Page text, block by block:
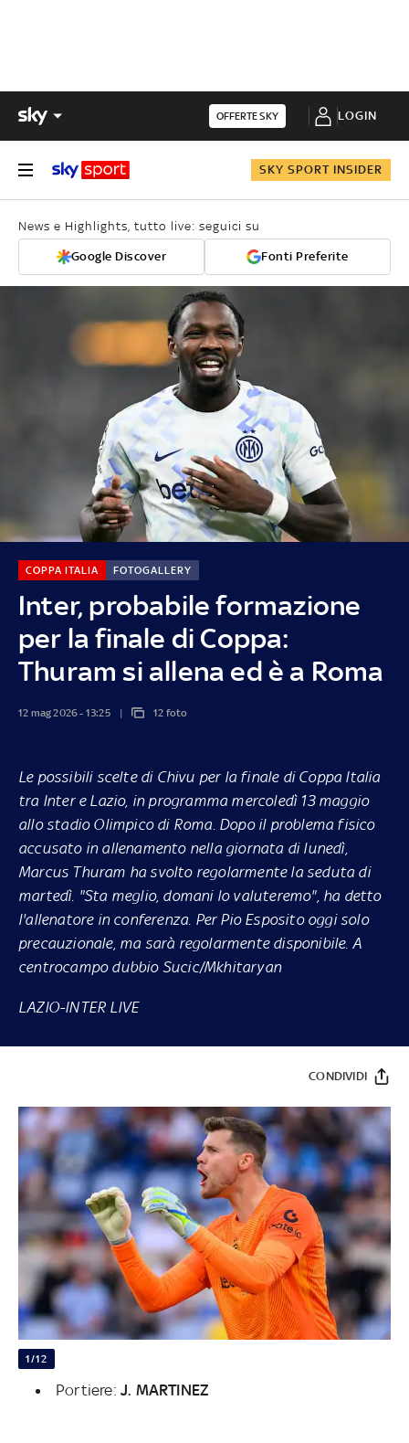
OFFERTE SKY LOGIN
SKY SPORT INSIDER
News e Highlights, tutto live: seguici su
Google Discover Fonti Preferite
Inter, probabile formazione
per la finale di Coppa:
Thuram si allena ed è a Roma
COPPA ITALIA FOTOGALLERY
12 mag 2026 - 13:25 12 foto
Le possibili scelte di Chivu per la finale di Coppa Italia
tra Inter e Lazio, in programma mercoledì 13 maggio
allo stadio Olimpico di Roma. Dopo il problema fisico
accusato in allenamento nella giornata di lunedì,
Marcus Thuram ha svolto regolarmente la seduta di
martedì. "Sta meglio, domani lo valuteremo", ha detto
l'allenatore in conferenza. Per Pio Esposito oggi solo
precauzionale, ma sarà regolarmente disponibile. A
centrocampo dubbio Sucic/Mkhitaryan
LAZIO-INTER LIVE
CONDIVIDI
1/12
Portiere: J. MARTINEZ